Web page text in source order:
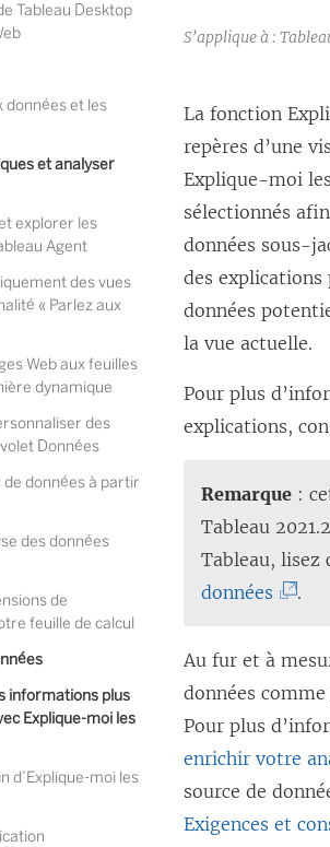
Tableau Desktop
données et les
et analyser
explorer les
Agent
des vues
« Parlez aux
Web aux feuilles
dynamique
des
Données
de données à partir
des données
de
feuille de calcul
informations plus
Explique-moi les
d’Explique-moi les
S’applique à :
La fonction
repères d’une
Explique-moi
sélectionnés
données sous-
des explications
données
la vue actuelle.
Pour plus
explications,
Remarque :
Tableau
Tableau,
données (
e
l
i
e
n
s
.
Au fur et à
données
Pour plus
enrichir votre
source de
Exigences et